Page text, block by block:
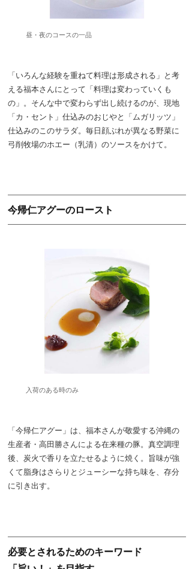
昼・夜のコースの一品
「いろんな経験を重ねて料理は形成される」と考
える福本さんにとって「料理は変わっていくも
の」。そんな中で変わらず出し続けるのが、現地
「カ・セント」仕込みのおじやと「ムガリッツ」
仕込みのこのサラダ。毎日顔ぶれが異なる野菜に
弓削牧場のホエー（乳清）のソースをかけて。
今帰仁アグーのロースト
入荷のある時のみ
「今帰仁アグー」は、福本さんが敬愛する沖縄の
生産者・高田勝さんによる在来種の豚。真空調理
後、炭火で香りを立たせるように焼く。旨味が強
くて脂身はさらりとジューシーな持ち味を、存分
に引き出す。
必要とされるためのキーワード